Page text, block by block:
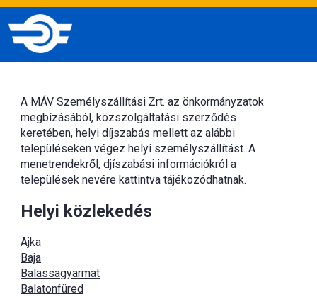
A MÁV Személyszállítási Zrt. az önkormányzatok
megbízásából, közszolgáltatási szerződés
keretében, helyi díjszabás mellett az alábbi
településeken végez helyi személyszállítást. A
menetrendekről, djíszabási információkról a
települések nevére kattintva tájékozódhatnak.
Helyi közlekedés
Ajka
Baja
Balassagyarmat
Balatonfüred